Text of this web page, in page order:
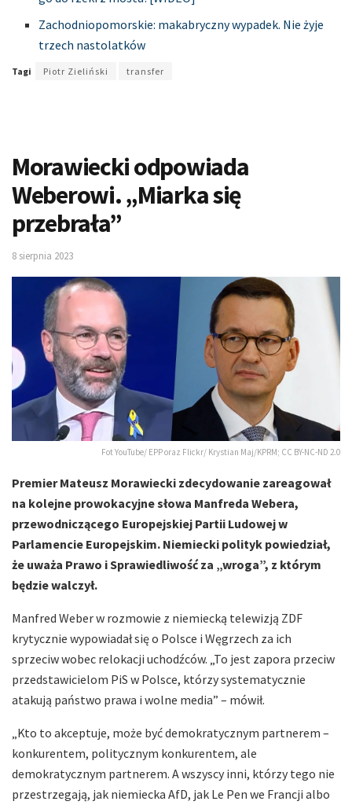
Zachodniopomorskie: makabryczny wypadek. Nie żyje
trzech nastolatków
Tagi Piotr Zieliński transfer
Morawiecki odpowiada
Weberowi. „Miarka się
przebrała”
8 sierpnia 2023
Fot YouTube/ EPP oraz Flickr/ Krystian Maj/KPRM; CC BY-NC-ND 2.0
Premier Mateusz Morawiecki zdecydowanie zareagował
na kolejne prowokacyjne słowa Manfreda Webera,
przewodniczącego Europejskiej Partii Ludowej w
Parlamencie Europejskim. Niemiecki polityk powiedział,
że uważa Prawo i Sprawiedliwość za „wroga”, z którym
będzie walczył.
Manfred Weber w rozmowie z niemiecką telewizją ZDF
krytycznie wypowiadał się o Polsce i Węgrzech za ich
sprzeciw wobec relokacji uchodźców. „To jest zapora przeciw
przedstawicielom PiS w Polsce, którzy systematycznie
atakują państwo prawa i wolne media” – mówił.
„Kto to akceptuje, może być demokratycznym partnerem –
konkurentem, politycznym konkurentem, ale
demokratycznym partnerem. A wszyscy inni, którzy tego nie
przestrzegają, jak niemiecka AfD, jak Le Pen we Francji albo